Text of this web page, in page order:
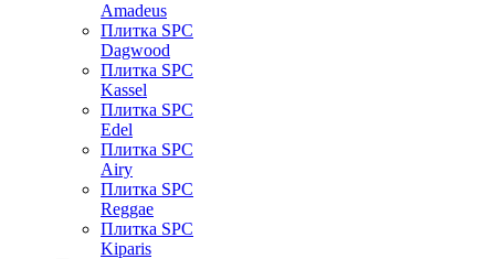
Amadeus
Плитка SPC
Dagwood
Плитка SPC
Kassel
Плитка SPC
Edel
Плитка SPC
Airy
Плитка SPC
Reggae
Плитка SPC
Kiparis